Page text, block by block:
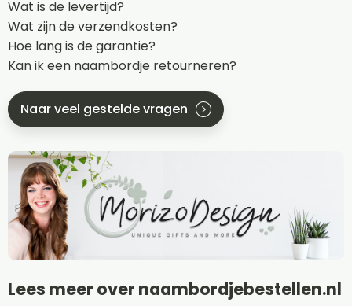
Wat is de levertijd?
Wat zijn de verzendkosten?
Hoe lang is de garantie?
Kan ik een naambordje retourneren?
Naar veel gestelde vragen
Lees meer over naambordjebestellen.nl